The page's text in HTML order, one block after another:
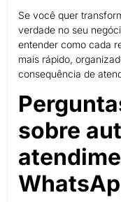
Se você quer
verdade no seu
entender como cada
mais rápido,
consequência de
sobre